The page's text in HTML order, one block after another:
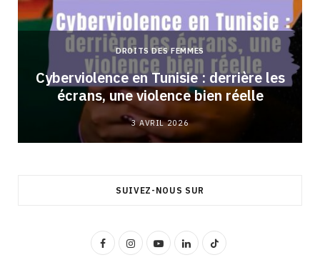
DROITS DES FEMMES
Cyberviolence en Tunisie : derrière les
écrans, une violence bien réelle
3 AVRIL 2026
SUIVEZ-NOUS SUR
F
I
Y
L
T